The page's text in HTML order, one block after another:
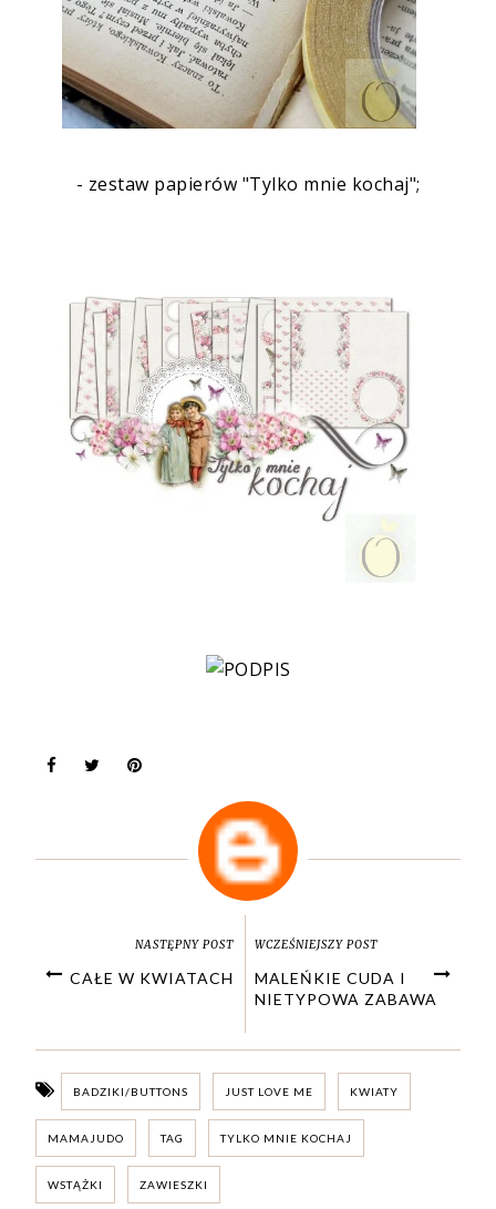
- zestaw papierów "Tylko mnie kochaj";
NASTĘPNY POST
CAŁE W KWIATACH
WCZEŚNIEJSZY POST
MALEŃKIE CUDA I
NIETYPOWA ZABAWA
BADZIKI/BUTTONS JUST LOVE ME KWIATY
MAMAJUDO TAG TYLKO MNIE KOCHAJ
WSTĄŻKI ZAWIESZKI